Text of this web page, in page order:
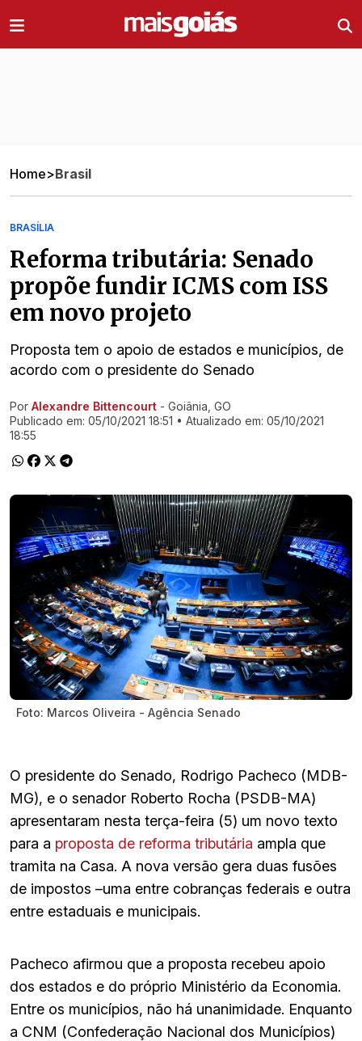
Home>Brasil
BRASÍLIA
Reforma tributária: Senado
propõe fundir ICMS com ISS
em novo projeto
Proposta tem o apoio de estados e municípios, de
acordo com o presidente do Senado
Ir direto pra matéria
Por Alexandre Bittencourt - Goiânia, GO
Publicado em: 05/10/2021 18:51 • Atualizado em: 05/10/2021
18:55
Foto: Marcos Oliveira - Agência Senado
O presidente do Senado, Rodrigo Pacheco (MDB-
MG), e o senador Roberto Rocha (PSDB-MA)
apresentaram nesta terça-feira (5) um novo texto
para a proposta de reforma tributária ampla que
tramita na Casa. A nova versão gera duas fusões
de impostos –uma entre cobranças federais e outra
entre estaduais e municipais.
Pacheco afirmou que a proposta recebeu apoio
dos estados e do próprio Ministério da Economia.
Entre os municípios, não há unanimidade. Enquanto
a CNM (Confederação Nacional dos Municípios)